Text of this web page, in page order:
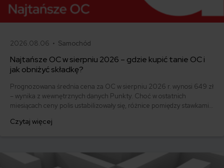
2026.08.06 • Samochód
Najtańsze OC w sierpniu 2026 – gdzie kupić tanie OC i
jak obniżyć składkę?
Prognozowana średnia cena za OC w sierpniu 2026 r. wynosi 649 zł
– wynika z wewnętrznych danych Punkty. Choć w ostatnich
miesiącach ceny polis ustabilizowały się, różnice pomiędzy stawkami
500 zł, inni – powyżej 1500 zł. Gdzie znaleźć najtańsze OC w Polsce
Czytaj więcej